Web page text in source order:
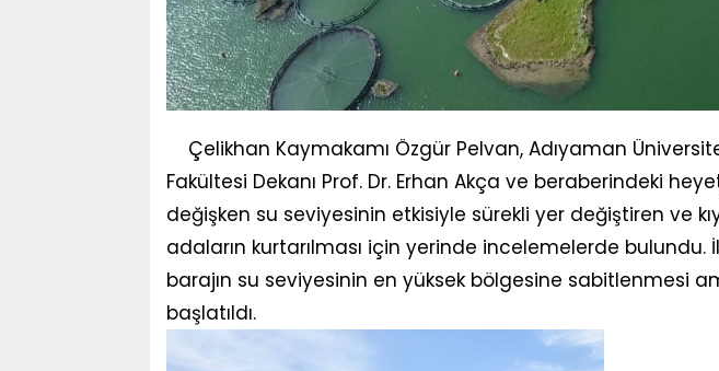
Çelikhan Kaymakamı Özgür Pelvan, Adıyaman
Fakültesi Dekanı Prof. Dr. Erhan Akça ve beraberindeki
değişken su seviyesinin etkisiyle sürekli yer değiştiren ve
adaların kurtarılması için yerinde incelemelerde bulundu.
barajın su seviyesinin en yüksek bölgesine sabitlenmesi
başlatıldı.